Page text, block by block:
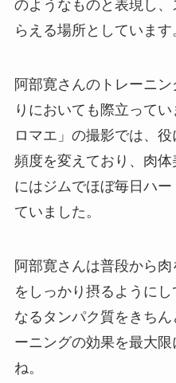
のようなものと表現し
らえる場所としています
阿部寛さんのトレーニ
りにおいても際立って
ロマエ」の撮影では、
頻度を変えており、肉
にはジムでほぼ毎日ハ
ていました。
阿部寛さんは普段から
をしっかり摂るように
なるタンパク質をきち
ーニングの効果を最大
ね。